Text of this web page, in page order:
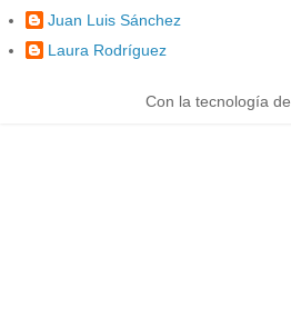
Juan Luis Sánchez
Laura Rodríguez
Con la tecnología de